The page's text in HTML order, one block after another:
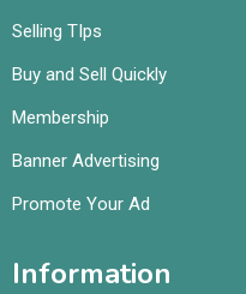
Selling TIps
Buy and Sell Quickly
Membership
Banner Advertising
Promote Your Ad
Information